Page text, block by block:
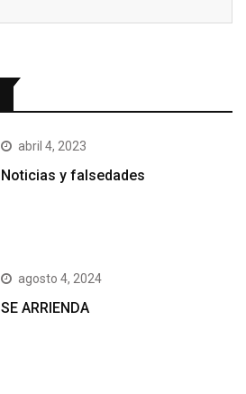
abril 4, 2023
Noticias y falsedades
agosto 4, 2024
SE ARRIENDA